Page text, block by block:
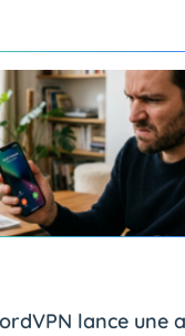
lance une